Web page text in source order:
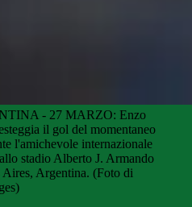
- 27 MARZO: Enzo
il gol del momentaneo
l'amichevole internazionale
stadio Alberto J. Armando
Argentina. (Foto di